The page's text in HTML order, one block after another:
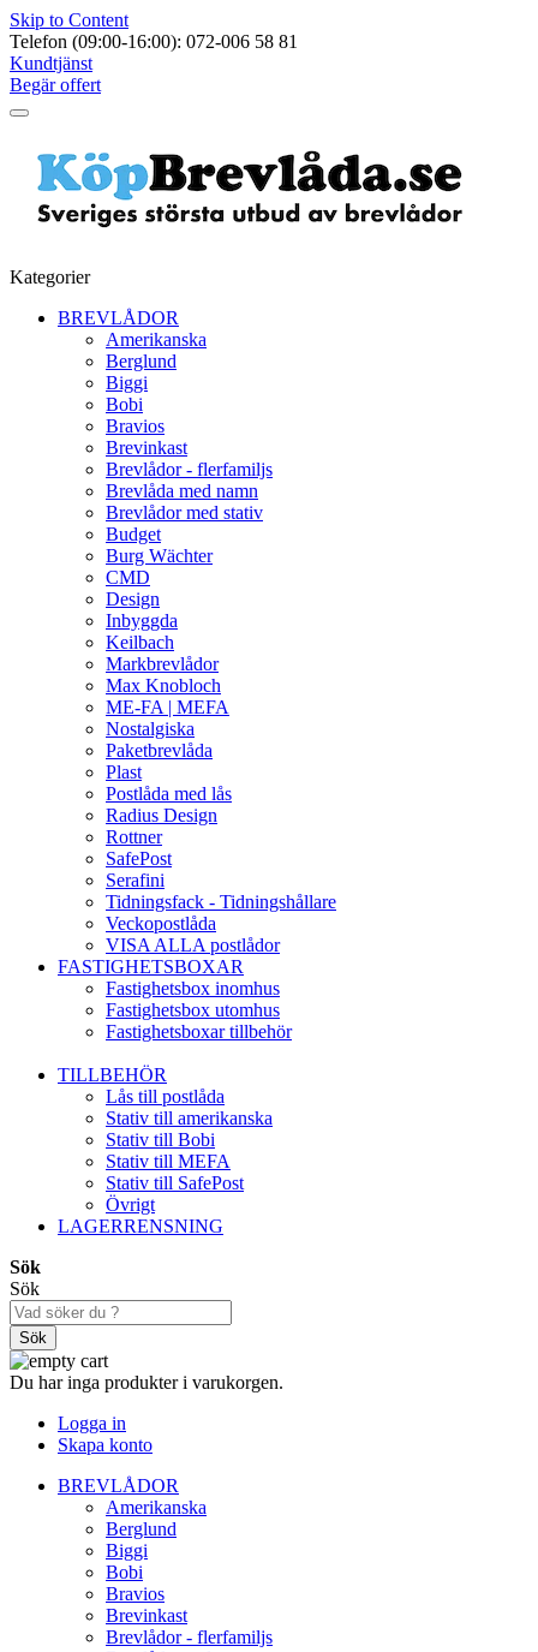
Skip to Content
Telefon (09:00-16:00): 072-006 58 81
Kundtjänst
Begär offert
Kategorier
BREVLÅDOR
Amerikanska
Berglund
Biggi
Bobi
Bravios
Brevinkast
Brevlådor - flerfamiljs
Brevlåda med namn
Brevlådor med stativ
Budget
Burg Wächter
CMD
Design
Inbyggda
Keilbach
Markbrevlådor
Max Knobloch
ME-FA | MEFA
Nostalgiska
Paketbrevlåda
Plast
Postlåda med lås
Radius Design
Rottner
SafePost
Serafini
Tidningsfack - Tidningshållare
Veckopostlåda
VISA ALLA postlådor
FASTIGHETSBOXAR
Fastighetsbox inomhus
Fastighetsbox utomhus
Fastighetsboxar tillbehör
TILLBEHÖR
Lås till postlåda
Stativ till amerikanska
Stativ till Bobi
Stativ till MEFA
Stativ till SafePost
Övrigt
LAGERRENSNING
Sök
Sök
Sök
Du har inga produkter i varukorgen.
Logga in
Skapa konto
BREVLÅDOR
Amerikanska
Berglund
Biggi
Bobi
Bravios
Brevinkast
Brevlådor - flerfamiljs